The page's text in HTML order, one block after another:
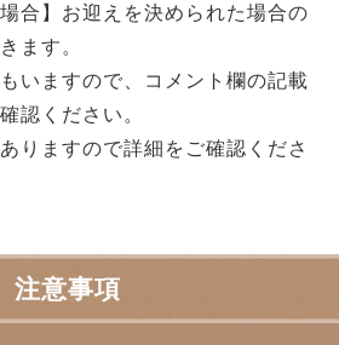
合】お迎えを決められた場合の
ます。
いますので、コメント欄の記載
認ください。
りますので詳細をご確認くださ
注意事項